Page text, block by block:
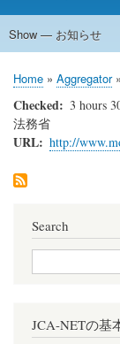
お
ら
せ
Show — お知らせ
JCA-NETからのお
Breadcrumb
Home Aggregator
Checked
3 hours
法務省
URL http://
Search
Search
JCA-NETの基